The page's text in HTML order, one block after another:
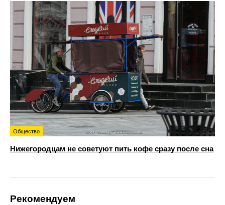
Общество
Нижегородцам не советуют пить кофе сразу после сна
Рекомендуем